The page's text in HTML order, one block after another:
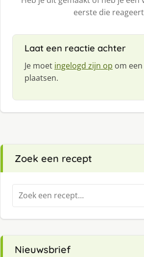
eerste die
Laat een reactie achter
Je moet ingelogd zijn op om
plaatsen.
Zoek een recept
Zoeken
naar:
Nieuwsbrief